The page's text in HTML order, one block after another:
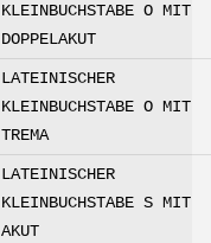
KLEINBUCHSTABE O MIT
DOPPELAKUT
LATEINISCHER
KLEINBUCHSTABE O MIT
TREMA
LATEINISCHER
KLEINBUCHSTABE S MIT
AKUT